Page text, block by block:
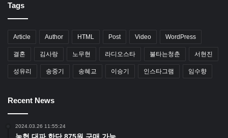
Tags
Article Author HTML Post Video WordPress
결혼 김사랑 노무현 라디오스타 불타는청춘 서현진
성유리 송중기 송혜교 이승기 인스타그램 임수향
Recent News
2024.03.26 11:55:24